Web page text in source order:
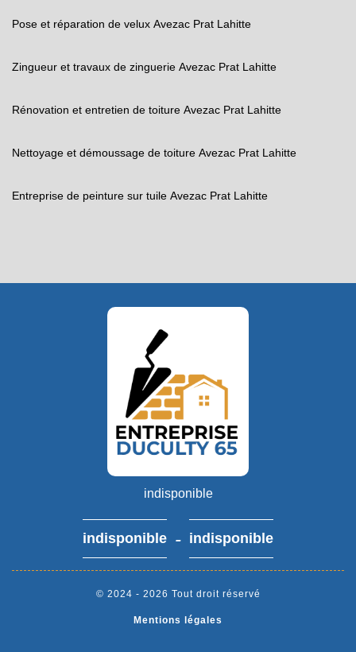
Pose et réparation de velux Avezac Prat Lahitte
Zingueur et travaux de zinguerie Avezac Prat Lahitte
Rénovation et entretien de toiture Avezac Prat Lahitte
Nettoyage et démoussage de toiture Avezac Prat Lahitte
Entreprise de peinture sur tuile Avezac Prat Lahitte
indisponible
indisponible - indisponible
© 2024 - 2026 Tout droit réservé
Mentions légales